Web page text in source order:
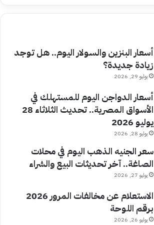
أسعار البنزين والسولار اليوم.. هل توجد
زيادة جديدة؟
يوليو 29, 2026
أسعار الدواجن اليوم للمستهلك في
الأسواق المصرية.. تحديث الثلاثاء 28
يوليو 2026
يوليو 28, 2026
سعر الجنيه الذهب اليوم في محلات
الصاغة.. آخر تحديثات البيع والشراء
يوليو 27, 2026
الاستعلام عن مخالفات المرور 2026
برقم اللوحة
يوليو 26, 2026